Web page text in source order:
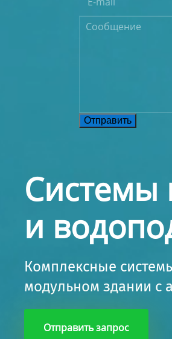
Отправить
Системы
и
Комплексные
модульном здании с
Отправить запрос